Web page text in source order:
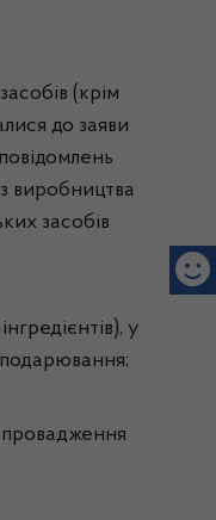
(крім
до заяви
виробництва
засобів
у
провадження